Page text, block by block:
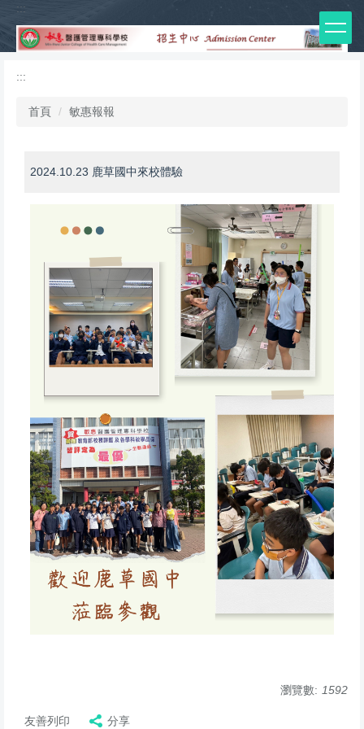
跳
到
內
:::
:::
首頁 敏惠報報
2024.10.23 鹿草國中來校體驗
瀏覽數: 1592
友善列印 分享